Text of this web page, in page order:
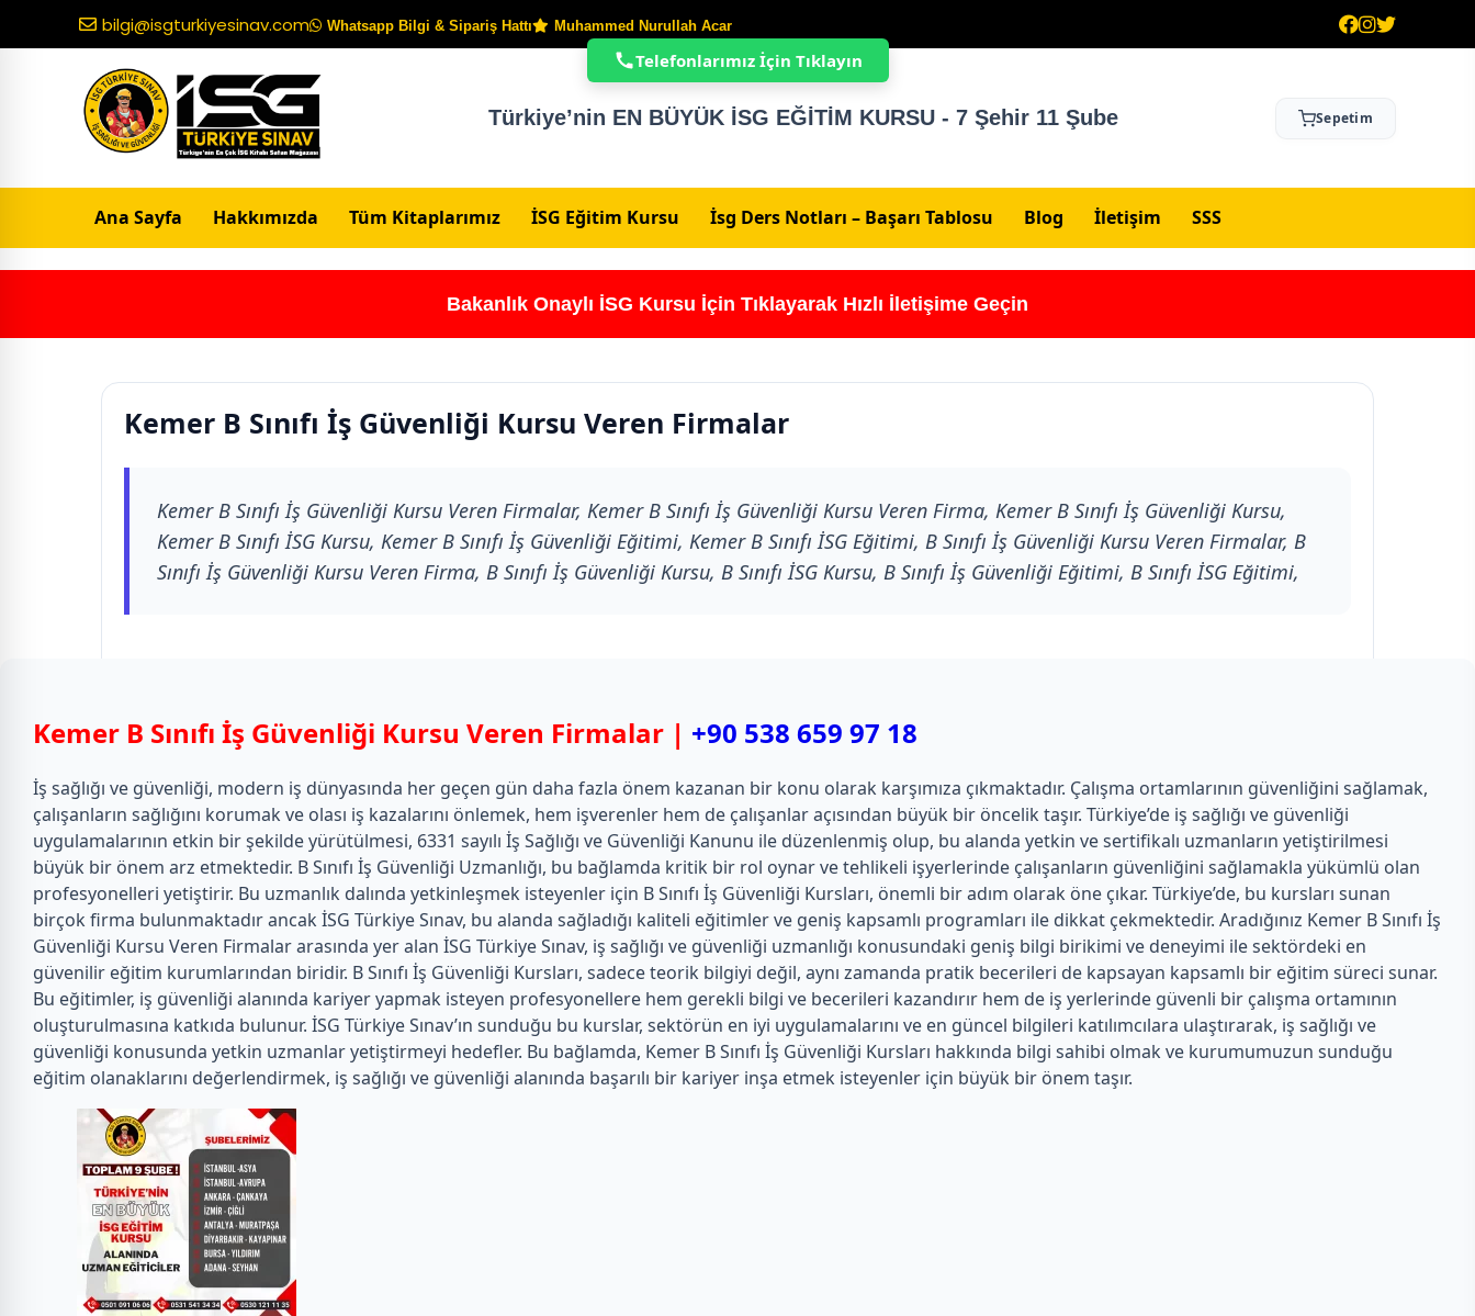
bilgi@isgturkiyesinav.com Whatsapp Bilgi & Sipariş Hattı Muhammed Nurullah Acar
Türkiye’nin EN BÜYÜK İSG EĞİTİM KURSU - 7 Şehir 11 Şube Sepetim
Ana Sayfa Hakkımızda Tüm Kitaplarımız İSG Eğitim Kursu İsg Ders Notları – Başarı Tablosu Blog İletişim SSS
Bakanlık Onaylı İSG Kursu İçin Tıklayarak Hızlı İletişime Geçin
Kemer B Sınıfı İş Güvenliği Kursu Veren Firmalar
Kemer B Sınıfı İş Güvenliği Kursu Veren Firmalar, Kemer B Sınıfı İş Güvenliği Kursu Veren Firma, Kemer B Sınıfı İş Güvenliği Kursu,
Kemer B Sınıfı İSG Kursu, Kemer B Sınıfı İş Güvenliği Eğitimi, Kemer B Sınıfı İSG Eğitimi, B Sınıfı İş Güvenliği Kursu Veren Firmalar, B
Sınıfı İş Güvenliği Kursu Veren Firma, B Sınıfı İş Güvenliği Kursu, B Sınıfı İSG Kursu, B Sınıfı İş Güvenliği Eğitimi, B Sınıfı İSG Eğitimi,
Kemer B Sınıfı İş Güvenliği Kursu Veren Firmalar | +90 538 659 97 18
İş sağlığı ve güvenliği, modern iş dünyasında her geçen gün daha fazla önem kazanan bir konu olarak karşımıza çıkmaktadır. Çalışma ortamlarının güvenliğini sağlamak,
çalışanların sağlığını korumak ve olası iş kazalarını önlemek, hem işverenler hem de çalışanlar açısından büyük bir öncelik taşır. Türkiye’de iş sağlığı ve güvenliği
uygulamalarının etkin bir şekilde yürütülmesi, 6331 sayılı İş Sağlığı ve Güvenliği Kanunu ile düzenlenmiş olup, bu alanda yetkin ve sertifikalı uzmanların yetiştirilmesi
büyük bir önem arz etmektedir. B Sınıfı İş Güvenliği Uzmanlığı, bu bağlamda kritik bir rol oynar ve tehlikeli işyerlerinde çalışanların güvenliğini sağlamakla yükümlü olan
profesyonelleri yetiştirir. Bu uzmanlık dalında yetkinleşmek isteyenler için B Sınıfı İş Güvenliği Kursları, önemli bir adım olarak öne çıkar. Türkiye’de, bu kursları sunan
birçok firma bulunmaktadır ancak İSG Türkiye Sınav, bu alanda sağladığı kaliteli eğitimler ve geniş kapsamlı programları ile dikkat çekmektedir. Aradığınız Kemer B Sınıfı İş
Güvenliği Kursu Veren Firmalar arasında yer alan İSG Türkiye Sınav, iş sağlığı ve güvenliği uzmanlığı konusundaki geniş bilgi birikimi ve deneyimi ile sektördeki en
güvenilir eğitim kurumlarından biridir. B Sınıfı İş Güvenliği Kursları, sadece teorik bilgiyi değil, aynı zamanda pratik becerileri de kapsayan kapsamlı bir eğitim süreci sunar.
Bu eğitimler, iş güvenliği alanında kariyer yapmak isteyen profesyonellere hem gerekli bilgi ve becerileri kazandırır hem de iş yerlerinde güvenli bir çalışma ortamının
oluşturulmasına katkıda bulunur. İSG Türkiye Sınav’ın sunduğu bu kurslar, sektörün en iyi uygulamalarını ve en güncel bilgileri katılımcılara ulaştırarak, iş sağlığı ve
güvenliği konusunda yetkin uzmanlar yetiştirmeyi hedefler. Bu bağlamda, Kemer B Sınıfı İş Güvenliği Kursları hakkında bilgi sahibi olmak ve kurumumuzun sunduğu
eğitim olanaklarını değerlendirmek, iş sağlığı ve güvenliği alanında başarılı bir kariyer inşa etmek isteyenler için büyük bir önem taşır.
Telefonlarımız İçin Tıklayın